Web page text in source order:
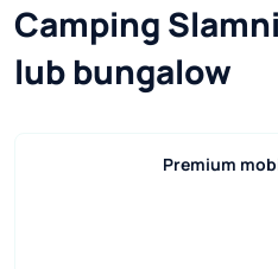
Camping
lub bungalow
Premium